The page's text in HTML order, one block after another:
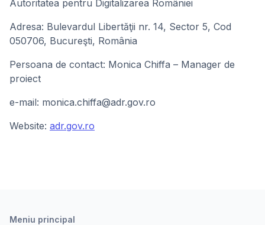
Autoritatea pentru Digitalizarea României
Adresa: Bulevardul Libertăţii nr. 14, Sector 5, Cod
050706, Bucureşti, România
Persoana de contact: Monica Chiffa – Manager de
proiect
e-mail: monica.chiffa@adr.gov.ro
Website: adr.gov.ro
Meniu principal